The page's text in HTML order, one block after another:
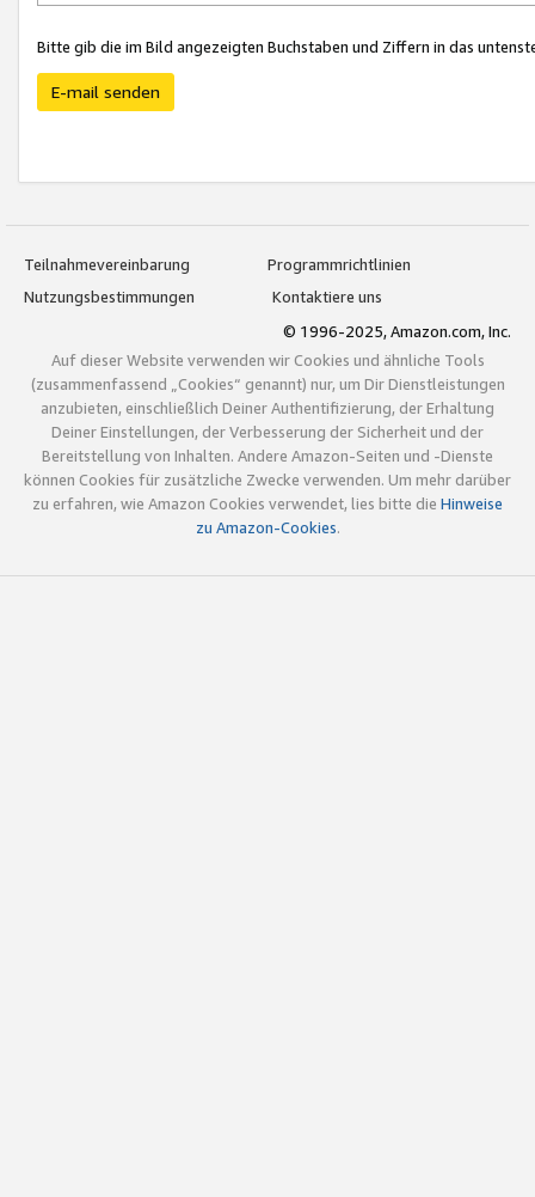
Bitte gib die im Bild angezeigten Buchstaben und Ziffern in das
E-mail senden
Teilnahmevereinbarung
Programmrichtlinien
Nutzungsbestimmungen
Kontaktiere uns
© 1996-2025, Amazon.com, Inc.
Auf dieser Website verwenden wir Cookies und ähnliche Tools
(zusammenfassend „Cookies“ genannt) nur, um Dir Dienstleistungen
anzubieten, einschließlich Deiner Authentifizierung, der Erhaltung
Deiner Einstellungen, der Verbesserung der Sicherheit und der
Bereitstellung von Inhalten. Andere Amazon-Seiten und -Dienste
können Cookies für zusätzliche Zwecke verwenden. Um mehr darüber
zu erfahren, wie Amazon Cookies verwendet, lies bitte die Hinweise
zu Amazon-Cookies.